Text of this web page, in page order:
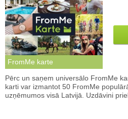
FromMe karte
Pērc un saņem universālo FromMe
karti var izmantot 50 FromMe
uzņēmumos visā Latvijā. Uzdāvini